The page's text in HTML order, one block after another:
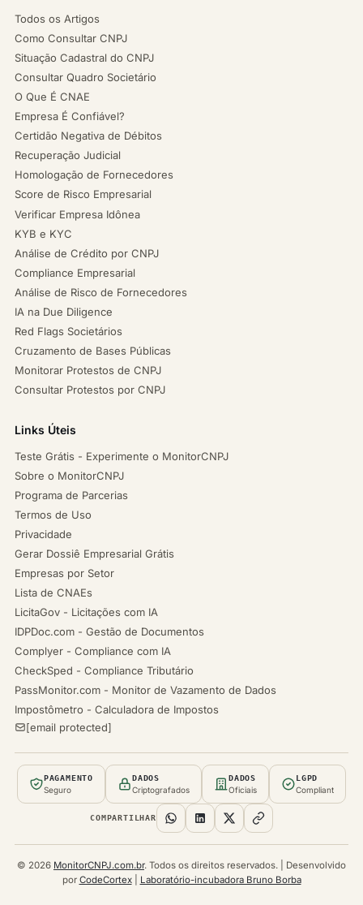
Todos os Artigos
Como Consultar CNPJ
Situação Cadastral do CNPJ
Consultar Quadro Societário
O Que É CNAE
Empresa É Confiável?
Certidão Negativa de Débitos
Recuperação Judicial
Homologação de Fornecedores
Score de Risco Empresarial
Verificar Empresa Idônea
KYB e KYC
Análise de Crédito por CNPJ
Compliance Empresarial
Análise de Risco de Fornecedores
IA na Due Diligence
Red Flags Societários
Cruzamento de Bases Públicas
Monitorar Protestos de CNPJ
Consultar Protestos por CNPJ
Links Úteis
Teste Grátis - Experimente o MonitorCNPJ
Sobre o MonitorCNPJ
Programa de Parcerias
Termos de Uso
Privacidade
Gerar Dossiê Empresarial Grátis
Empresas por Setor
Lista de CNAEs
LicitaGov - Licitações com IA
IDPDoc.com - Gestão de Documentos
Complyer - Compliance com IA
CheckSped - Compliance Tributário
PassMonitor.com - Monitor de Vazamento de Dados
Impostômetro - Calculadora de Impostos
[email protected]
PAGAMENTO
Seguro
DADOS
Criptografados
DADOS
Oficiais
LGPD
Compliant
COMPARTILHAR
© 2026 MonitorCNPJ.com.br. Todos os direitos reservados. | Desenvolvido
por CodeCortex| Laboratório-incubadora Bruno Borba